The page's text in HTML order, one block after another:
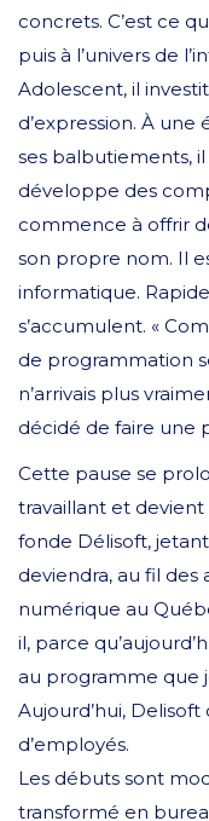
concrets. C’est ce
puis à l’univers de
Adolescent, il
d’expression. À une
ses balbutiements,
développe des
commence à offrir
son propre nom. Il
informatique.
s’accumulent. «
de programmation
n’arrivais plus
décidé de faire une
Cette pause se
travaillant et devient
fonde Délisoft,
deviendra, au fil
numérique au
il, parce
au programme que
Aujourd’hui,
d’employés.
Les débuts sont
transformé en